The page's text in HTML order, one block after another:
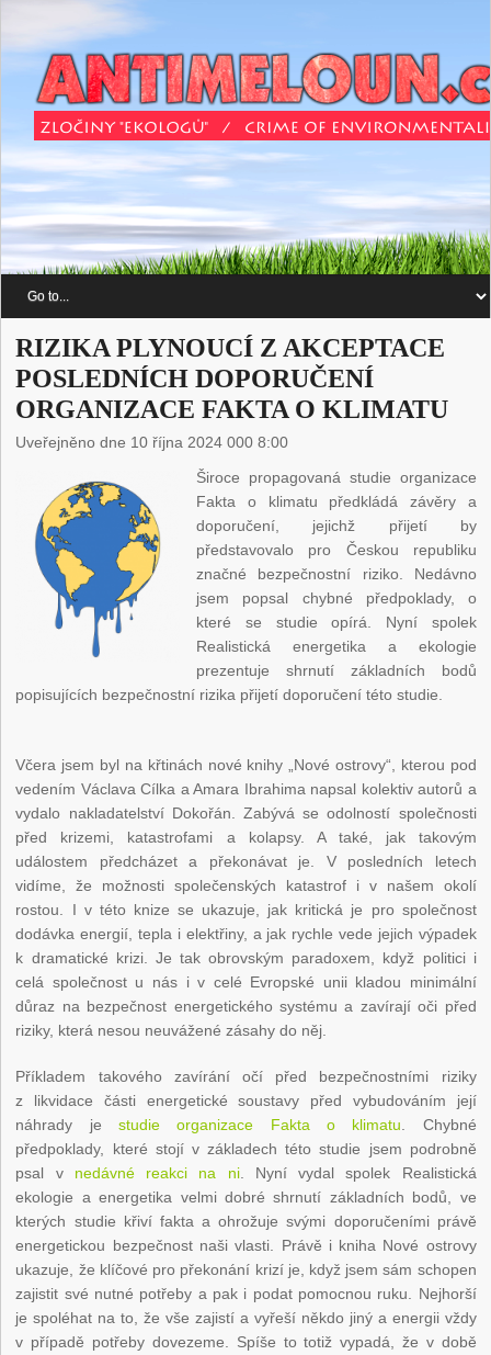
RIZIKA PLYNOUCÍ Z AKCEPTACE
POSLEDNÍCH DOPORUČENÍ
ORGANIZACE FAKTA O KLIMATU
Uveřejněno dne 10 října 2024 000 8:00
Široce propagovaná studie organizace
Fakta o klimatu předkládá závěry a
doporučení, jejichž přijetí by
představovalo pro Českou republiku
značné bezpečnostní riziko. Nedávno
jsem popsal chybné předpoklady, o
které se studie opírá. Nyní spolek
Realistická energetika a ekologie
prezentuje shrnutí základních bodů
popisujících bezpečnostní rizika přijetí doporučení této studie.
Včera jsem byl na křtinách nové knihy „Nové ostrovy“, kterou pod
vedením Václava Cílka a Amara Ibrahima napsal kolektiv autorů a
vydalo nakladatelství Dokořán. Zabývá se odolností společnosti
před krizemi, katastrofami a kolapsy. A také, jak takovým
událostem předcházet a překonávat je. V posledních letech
vidíme, že možnosti společenských katastrof i v našem okolí
rostou. I v této knize se ukazuje, jak kritická je pro společnost
dodávka energií, tepla i elektřiny, a jak rychle vede jejich výpadek
k dramatické krizi. Je tak obrovským paradoxem, když politici i
celá společnost u nás i v celé Evropské unii kladou minimální
důraz na bezpečnost energetického systému a zavírají oči před
riziky, která nesou neuvážené zásahy do něj.
Příkladem takového zavírání očí před bezpečnostními riziky
z likvidace části energetické soustavy před vybudováním její
náhrady jestudie organizace Fakta o klimatu. Chybné
předpoklady, které stojí v základech této studie jsem podrobně
psal v nedávné reakci na ni. Nyní vydal spolek Realistická
ekologie a energetika velmi dobré shrnutí základních bodů, ve
kterých studie křiví fakta a ohrožuje svými doporučeními právě
energetickou bezpečnost naši vlasti. Právě i kniha Nové ostrovy
ukazuje, že klíčové pro překonání krizí je, když jsem sám schopen
zajistit své nutné potřeby a pak i podat pomocnou ruku. Nejhorší
je spoléhat na to, že vše zajistí a vyřeší někdo jiný a energii vždy
v případě potřeby dovezeme. Spíše to totiž vypadá, že v době